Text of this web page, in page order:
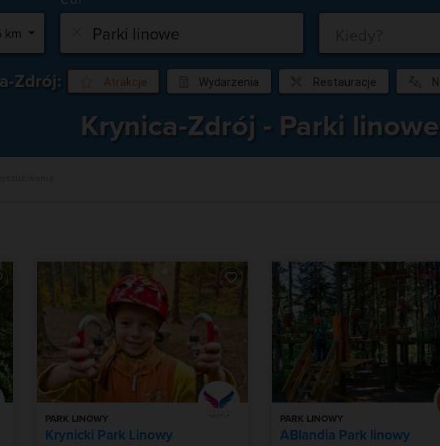
km
Co?
Zdrój: Atrakcje Wydarzenia Restauracje
Krynica-Zdrój - Parki linowe
PARK LINOWY
Krynicki Park Linowy
PARK LINOWY
ABlandia Park linowy